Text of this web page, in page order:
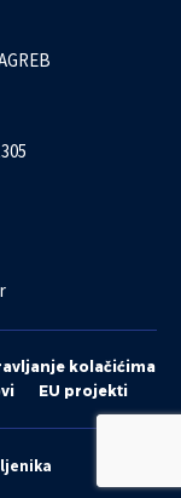
kolačićima
EU projekti